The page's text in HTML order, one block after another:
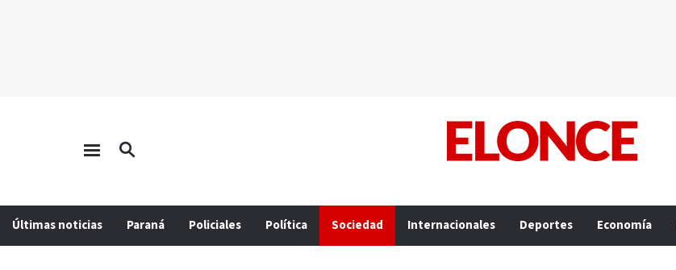
Últimas noticias Paraná Policiales Política Sociedad Internacionales Deportes Economía